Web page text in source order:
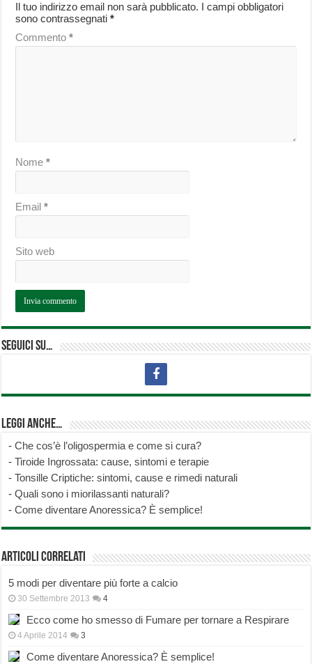
Il tuo indirizzo email non sarà pubblicato. I campi obbligatori
sono contrassegnati*
Commento*
Nome*
Email*
Sito web
Seguici su…
Leggi anche…
-Che cos’è l’oligospermia e come si cura?
-Tiroide Ingrossata: cause, sintomi e terapie
-Tonsille Criptiche: sintomi, cause e rimedi naturali
-Quali sono i miorilassanti naturali?
-Come diventare Anoressica? È semplice!
Articoli correlati
5 modi per diventare più forte a calcio
30 Settembre 2013 4
Ecco come ho smesso di Fumare per tornare a Respirare
4 Aprile 2014 3
Come diventare Anoressica? È semplice!